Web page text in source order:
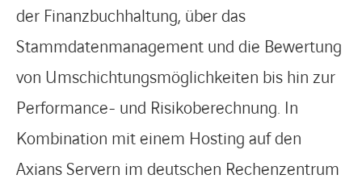
der Finanzbuchhaltung, über das
Stammdatenmanagement und die Bewertung
von Umschichtungsmöglichkeiten bis hin zur
Performance- und Risikoberechnung. In
Kombination mit einem Hosting auf den
Axians Servern im deutschen Rechenzentrum